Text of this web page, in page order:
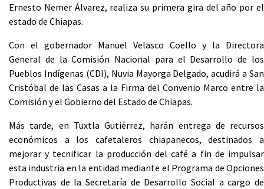
Ernesto Nemer Álvarez, realiza su primera gira del año por el
estado de Chiapas.
Con el gobernador Manuel Velasco Coello y la Directora
General de la Comisión Nacional para el Desarrollo de los
Pueblos Indígenas (CDI), Nuvia Mayorga Delgado, acudirá a San
Cristóbal de las Casas a la Firma del Convenio Marco entre la
Comisión y el Gobierno del Estado de Chiapas.
Más tarde, en Tuxtla Gutiérrez, harán entrega de recursos
económicos a los cafetaleros chiapanecos, destinados a
mejorar y tecnificar la producción del café a fin de impulsar
esta industria en la entidad mediante el Programa de Opciones
Productivas de la Secretaría de Desarrollo Social a cargo de